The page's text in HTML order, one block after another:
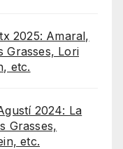
2025: Amaral,
Grasses, Lori
etc.
2024: La
Grasses,
etc.